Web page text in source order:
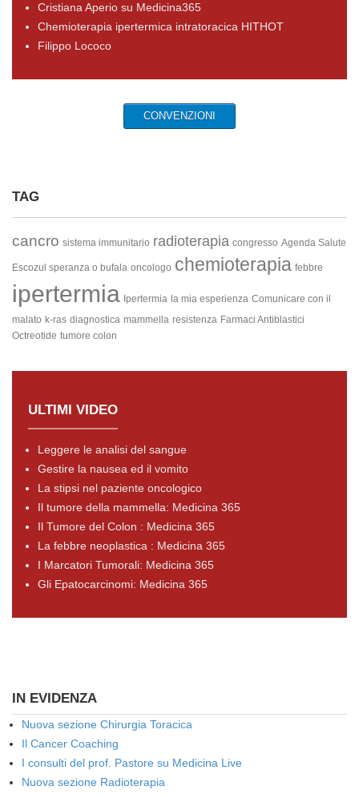
Cristiana Aperio su Medicina365
Chemioterapia ipertermica intratoracica HITHOT
Filippo Lococo
CONVENZIONI
TAG
cancro sistema immunitario radioterapia congresso Agenda Salute
Escozul speranza o bufala oncologo chemioterapia febbre
ipertermia Ipertermia la mia esperienza Comunicare con il
malato k-ras diagnostica mammella resistenza Farmaci Antiblastici
Octreotide tumore colon
ULTIMI VIDEO
Leggere le analisi del sangue
Gestire la nausea ed il vomito
La stipsi nel paziente oncologico
Il tumore della mammella: Medicina 365
Il Tumore del Colon : Medicina 365
La febbre neoplastica : Medicina 365
I Marcatori Tumorali: Medicina 365
Gli Epatocarcinomi: Medicina 365
IN EVIDENZA
Nuova sezione Chirurgia Toracica
Il Cancer Coaching
I consulti del prof. Pastore su Medicina Live
Nuova sezione Radioterapia